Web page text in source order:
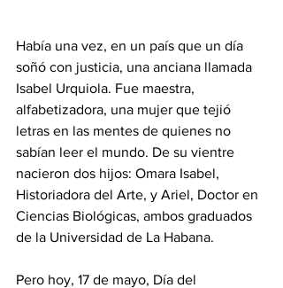
Había una vez, en un país que un día
soñó con justicia, una anciana llamada
Isabel Urquiola. Fue maestra,
alfabetizadora, una mujer que tejió
letras en las mentes de quienes no
sabían leer el mundo. De su vientre
nacieron dos hijos: Omara Isabel,
Historiadora del Arte, y Ariel, Doctor en
Ciencias Biológicas, ambos graduados
de la Universidad de La Habana.
Pero hoy, 17 de mayo, Día del